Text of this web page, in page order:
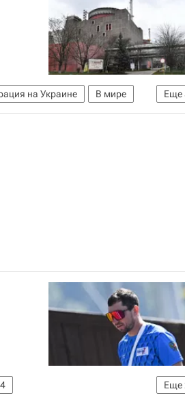
Еще
на Украине
В мире
Запорожская область
Еще